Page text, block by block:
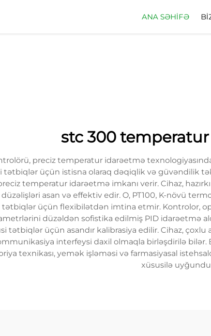
ANA SƏHIFƏ
stc 300
preciz temperatur idarəetmə
tətbiqlər üçün istisna olaraq dəqiqlik və güvəndilik
temperatur idarəetmə imkanı verir. Cihaz,
asan və effektiv edir. O, PT100, K-növü
tətbiqlər üçün flexibilətdən imtina etmir. Kontrolor,
düzəldən sofistika edilmiş PID idarəetmə
tətbiqlər üçün asandır kalibrasiya edilir. Cihaz,
interfeysi daxil olmaqla birləşdirilə
texnikası, yemək işləməsi və farmasiyasal
xüsusilə